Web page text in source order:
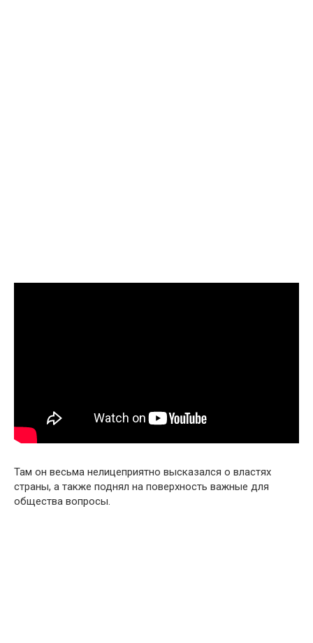
Там он весьма нелицеприятно высказался о властях
страны, а также поднял на поверхность важные для
общества вопросы.